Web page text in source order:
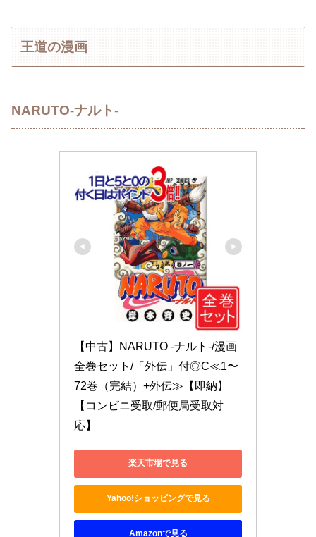
王道の漫画
NARUTO-ナルト‐
【中古】NARUTO -ナルト-/漫画
全巻セット/「外伝」付◎C≪1〜
72巻（完結）+外伝≫【即納】
【コンビニ受取/郵便局受取対
応】
楽天市場で見る
Yahoo!ショッピングで見る
Amazonで見る